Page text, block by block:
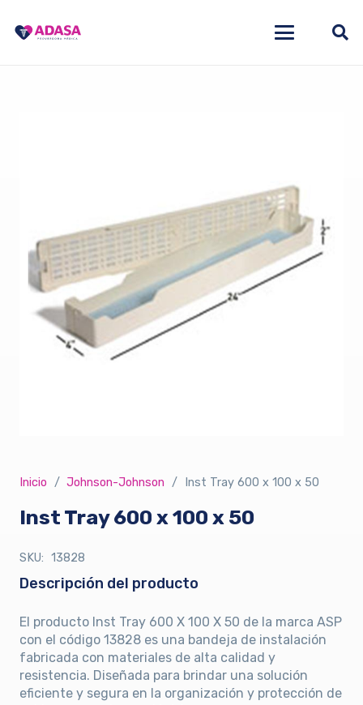
Inicio / Johnson-Johnson / Inst Tray 600 x 100 x 50
Inst Tray 600 x 100 x 50
SKU: 13828
Descripción del producto
El producto Inst Tray 600 X 100 X 50 de la marca ASP
con el código 13828 es una bandeja de instalación
fabricada con materiales de alta calidad y
resistencia. Diseñada para brindar una solución
eficiente y segura en la organización y protección de